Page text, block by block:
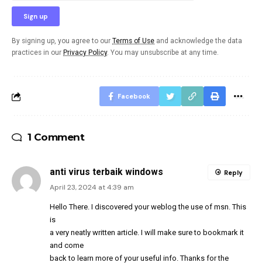
By signing up, you agree to our Terms of Use and acknowledge the data
practices in our Privacy Policy. You may unsubscribe at any time.
Facebook
1 Comment
anti virus terbaik windows
April 23, 2024 at 4:39 am
Hello There. I discovered your weblog the use of msn. This
is
a very neatly written article. I will make sure to bookmark it
and come
back to learn more of your useful info. Thanks for the
Reply